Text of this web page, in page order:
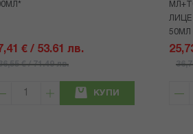
€ / 53.61 лв.
€ / 71.49 лв.
КУПИ
ЛИЦЕ
50МЛ